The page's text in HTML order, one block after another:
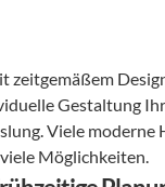
zeitgemäßem
Gestaltung
Viele moderne
Möglichkeiten.